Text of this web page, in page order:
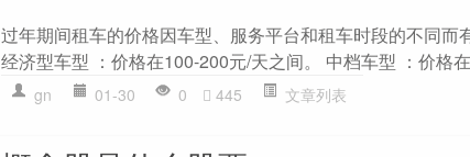
过年期间租车的价格因车型、服务平台和租车时段的不同而
经济型车型 ：价格在100-200元/天之间。 中档车型 ：价格
gn 01-30 0 445 文章列表